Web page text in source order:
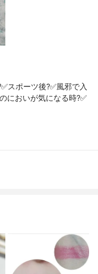
スポーツ後?✅風邪で入
においが気になる時?✅